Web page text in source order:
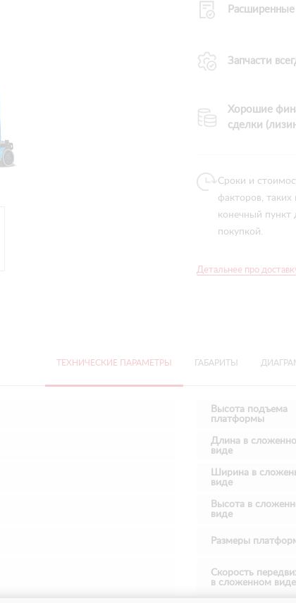
Расширенные
Запчасти
Хорошие
сделки
Сроки и
факторов, таких
конечный
покупкой.
Детальнее про
ТЕХНИЧЕСКИЕ ПАРАМЕТРЫ ГАБАРИТЫ
Высота подъема
платформы
Длина в
виде
Ширина в
виде
Высота в
виде
Размеры
Скорость
в сложенном виде